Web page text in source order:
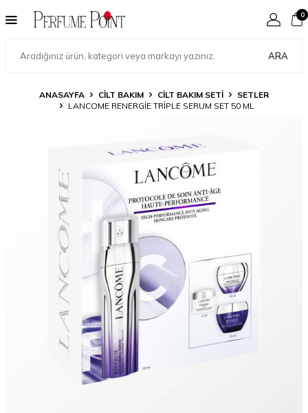
ARA
0
ANASAYFA CILT BAKIM CILT BAKIM SETI
SETLER
LANCOME RENERGIE TRIPLE SERUM SET 50 ML